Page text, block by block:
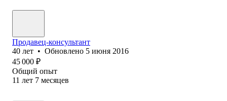
Продавец-консультант
40 лет • Обновлено 5 июня 2016
45 000 ₽
Общий опыт
11 лет 7 месяцев